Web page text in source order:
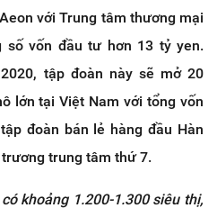
với Trung tâm thương mại
số vốn đầu tư hơn 13 tỷ yen.
tập đoàn này sẽ mở 20
lớn tại Việt Nam với tổng vốn
đoàn bán lẻ hàng đầu Hàn
trung tâm thứ 7.
khoảng 1.200-1.300 siêu thị,